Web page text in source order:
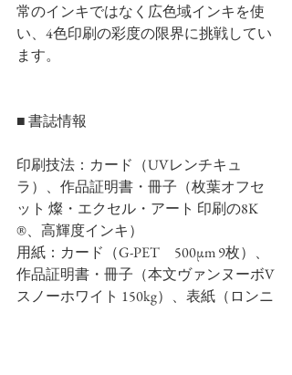
常のインキではなく広色域インキを使
い、4色印刷の彩度の限界に挑戦してい
ます。
■ 書誌情報
印刷技法：カード（UVレンチキュ
ラ）、作品証明書・冊子（枚葉オフセ
ット 燦・エクセル・アート 印刷の8K
®、高輝度インキ）
用紙：カード（G-PET　500μm 9枚）、
作品証明書・冊子（本文ヴァンヌーボV
スノーホワイト 150kg）、表紙（ロンニ